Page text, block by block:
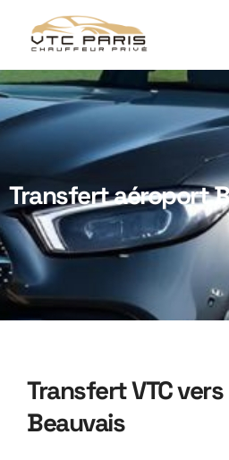
Transfert aéroport
Transfert VTC
Beauvais